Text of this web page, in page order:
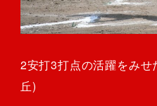
2安打3打点の活躍をみ
丘)